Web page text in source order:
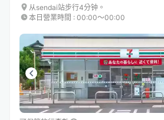
从sendai站步行4分钟。
本日營業時間 : 00:00〜00:00